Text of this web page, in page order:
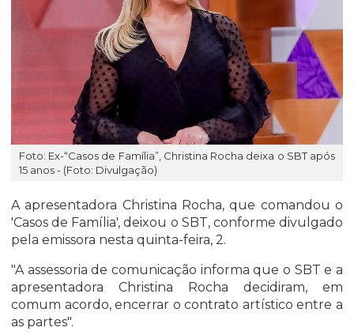
Foto: Ex-“Casos de Família”, Christina Rocha deixa o SBT após
15 anos - (Foto: Divulgação)
A apresentadora Christina Rocha, que comandou o
'Casos de Família', deixou o SBT, conforme divulgado
pela emissora nesta quinta-feira, 2.
"A assessoria de comunicação informa que o SBT e a
apresentadora Christina Rocha decidiram, em
comum acordo, encerrar o contrato artístico entre a
as partes".